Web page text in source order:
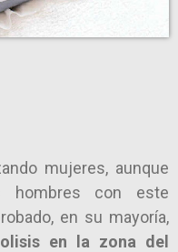
mujeres, aunque
hombres con este
en su mayoría,
en la zona del